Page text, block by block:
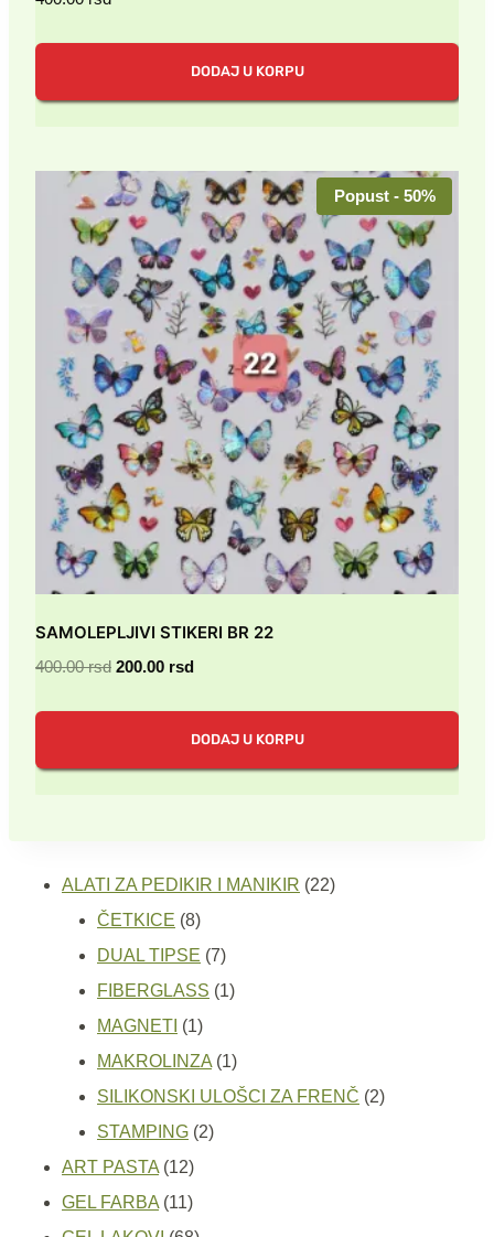
DODAJ U KORPU
Popust - 50%
SAMOLEPLJIVI STIKERI BR 22
400.00rsd Originalna
400.00 rsd.
200.00 rsdTrenutna
200.00 rsd.
DODAJ U KORPU
ALATI ZA PEDIKIR I MANIKIR 2222
ČETKICE 88
proizvoda
DUAL TIPSE 77
proizvoda
FIBERGLASS 11
MAGNETI 11
proizvod
MAKROLINZA 11
proizvod
SILIKONSKI ULOŠCI ZA FRENČ 22
STAMPING 22
ART PASTA 1212
proizvoda
GEL FARBA 1111